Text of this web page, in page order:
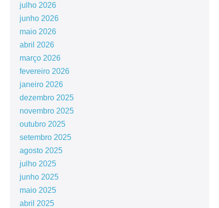
julho 2026
junho 2026
maio 2026
abril 2026
março 2026
fevereiro 2026
janeiro 2026
dezembro 2025
novembro 2025
outubro 2025
setembro 2025
agosto 2025
julho 2025
junho 2025
maio 2025
abril 2025